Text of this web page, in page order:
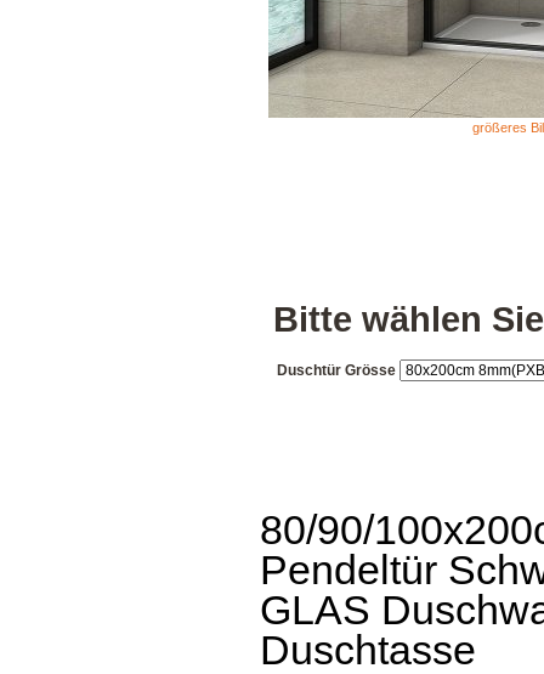
größeres
Bitte wählen
Duschtür Grösse
80/90/
Pendeltür
GLAS
Duschtasse